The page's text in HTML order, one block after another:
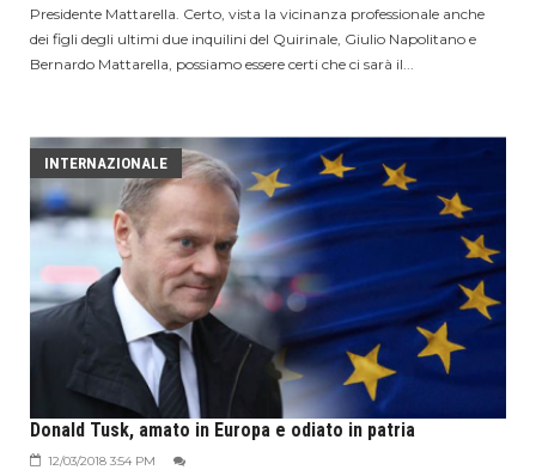
Presidente Mattarella. Certo, vista la vicinanza professionale anche
dei figli degli ultimi due inquilini del Quirinale, Giulio Napolitano e
Bernardo Mattarella, possiamo essere certi che ci sarà il...
INTERNAZIONALE
Donald Tusk, amato in Europa e odiato in patria
12/03/2018 3:54 PM